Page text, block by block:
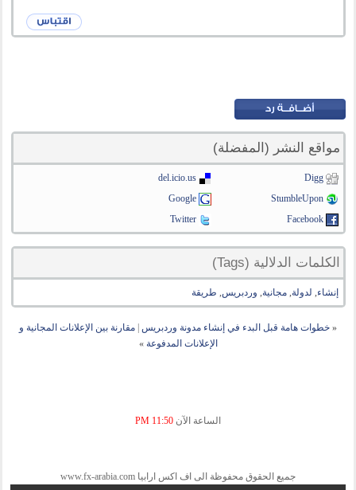
مواقع النشر (المفضلة)
Digg
del.icio.us
StumbleUpon
Google
Facebook
Twitter
الكلمات الدلالية (Tags)
إنشاء, لدولة,مجانية, وردبريس, طريقة
« خطوات هامة قبل البدء في إنشاء مدونة وردبريس مقارنة بين الإعلانات المجانية و
الإعلانات المدفوعة »
الساعة الآن 11:50 PM
جميع الحقوق محفوظة الى اف اكس ارابيا www.fx-arabia.com